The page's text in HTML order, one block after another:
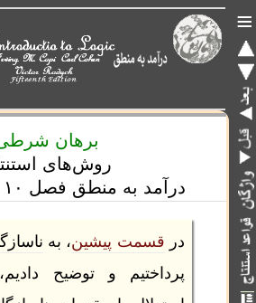
≡
برهان
روش‌های
درآمد به منطق فصل ۱۰ قسمت ۱۰۱
در قسمت پیشین، به
‌پرداختیم و توضیح